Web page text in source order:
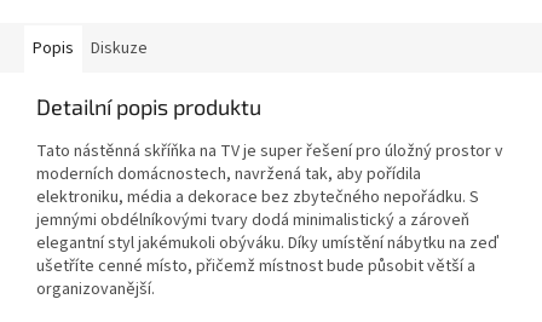
Popis Diskuze
Detailní popis produktu
Tato nástěnná skříňka na TV je super řešení pro úložný prostor v
moderních domácnostech, navržená tak, aby pořídila
elektroniku, média a dekorace bez zbytečného nepořádku. S
jemnými obdélníkovými tvary dodá minimalistický a zároveň
elegantní styl jakémukoli obýváku. Díky umístění nábytku na zeď
ušetříte cenné místo, přičemž místnost bude působit větší a
organizovanější.